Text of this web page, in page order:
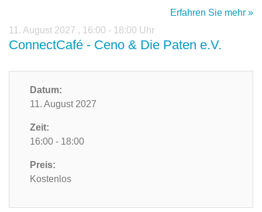
Erfahren Sie mehr »
11. August 2027 , 16:00 - 18:00 Uhr
ConnectCafé - Ceno & Die Paten e.V.
Datum:
11. August 2027
Zeit:
16:00 - 18:00
Preis:
Kostenlos